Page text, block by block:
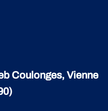
Coulonges, Vienne